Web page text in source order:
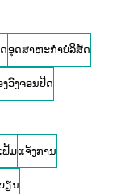
ອຸດສາຫະກໍາບໍລິສັດ
ວົງຈອນປິດ
ຟ້ມແຈ້ງການ
ຽນ